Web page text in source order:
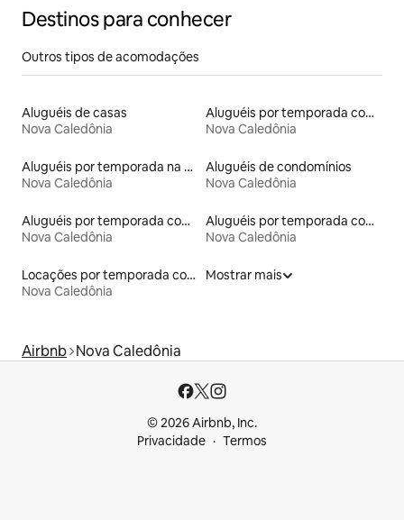
Destinos para conhecer
Outros tipos de acomodações
Aluguéis de casas
Nova Caledônia
Aluguéis por temporada com acesso à praia
Nova Caledônia
Aluguéis por temporada na orla
Nova Caledônia
Aluguéis de condomínios
Nova Caledônia
Aluguéis por temporada com café da manhã
Nova Caledônia
Aluguéis por temporada com acesso ao lago
Nova Caledônia
Locações por temporada com piscina
Nova Caledônia
Mostrar mais
Airbnb Nova Caledônia
© 2026 Airbnb, Inc.
Privacidade
Termos